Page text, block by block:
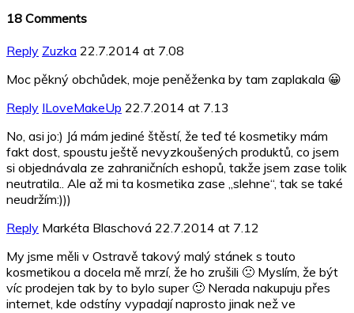
18 Comments
Reply Zuzka 22.7.2014 at 7.08
Moc pěkný obchůdek, moje peněženka by tam zaplakala 😀
Reply ILoveMakeUp 22.7.2014 at 7.13
No, asi jo:) Já mám jediné štěstí, že teď té kosmetiky mám
fakt dost, spoustu ještě nevyzkoušených produktů, co jsem
si objednávala ze zahraničních eshopů, takže jsem zase tolik
neutratila.. Ale až mi ta kosmetika zase „slehne“, tak se také
neudržím:)))
Reply Markéta Blaschová 22.7.2014 at 7.12
My jsme měli v Ostravě takový malý stánek s touto
kosmetikou a docela mě mrzí, že ho zrušili 🙁 Myslím, že být
víc prodejen tak by to bylo super 🙂 Nerada nakupuju přes
internet, kde odstíny vypadají naprosto jinak než ve